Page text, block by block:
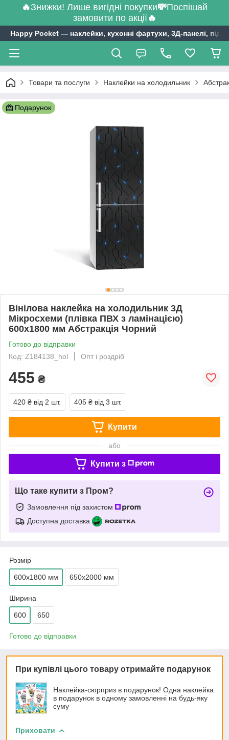
🔥Знижки! Лише вигідні покупки💸Поспішай
замовити по акції🔥
Happy Pocket ― наклейки, кухонні фартухи, 3Д-панелі,
Товари та послуги Наклейки на холодильник
Подарунок
Вінілова наклейка на холодильник 3Д
Мікросхеми (плівка ПВХ з ламінацією)
600х1800 мм Абстракція Чорний
Готово до відправки
Код: Z184138_hol
Опт і роздріб
455 ₴
420 ₴ від 2 шт. 405 ₴ від 3 шт.
Купити
або
Купити з
Що таке купити з Пром?
Замовлення під захистом
Доступна доставка
Розмір
600х1800 мм 650х2000 мм
Ширина
600 650
Готово до відправки
При купівлі цього товару отримайте подарунок
Наклейка-сюрприз в подарунок! Одна наклейка
в подарунок в одному замовленні на будь-яку
суму
Приховати